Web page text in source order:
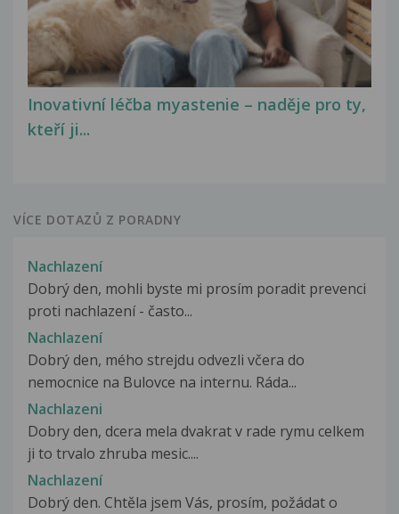
Inovativní léčba myastenie – naděje pro ty,
kteří ji...
VÍCE DOTAZŮ Z PORADNY
Nachlazení
Dobrý den, mohli byste mi prosím poradit prevenci
proti nachlazení - často...
Nachlazení
Dobrý den, mého strejdu odvezli včera do
nemocnice na Bulovce na internu. Ráda...
Nachlazeni
Dobry den, dcera mela dvakrat v rade rymu celkem
ji to trvalo zhruba mesic....
Nachlazení
Dobrý den. Chtěla jsem Vás, prosím, požádat o